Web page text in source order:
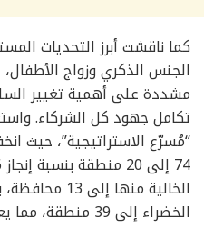
كما ناقشت أبرز التحديات
الجنس الذكري وزواج
مشددة على أهمية تغيير
تكامل جهود كل الشركاء.
“مُسرّع الاستراتيجية”، حيث
الخالية منها
الخضراء إلى 39 منطقة، مما يعكس نجاح التدخلات الميدانية.